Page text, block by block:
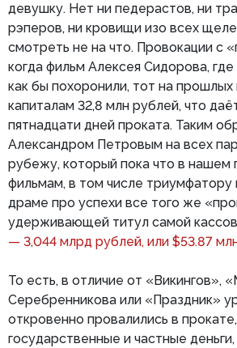
девушку. Нет ни педерастов, ни
рэперов, ни кровищи изо всех
смотреть не на что. Провокации с
когда фильм Алексея Сидорова,
как бы похоронили, тот на
капиталам 32,8 млн рублей, что
пятнадцати дней проката. Таким
Александром Петровым на всех
рубежу, который пока что в нашем
фильмам, в том числе
драме про успехи все того же
удерживающей титул самой
— 3,044 млрд рублей, или $53.87
То есть, в отличие от «Викингов»,
Серебренникова или «Праздник»
откровенно провалились в
государственные и частные